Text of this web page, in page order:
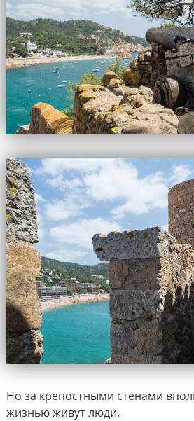
Но за крепостными стенами
жизнью живут люди.